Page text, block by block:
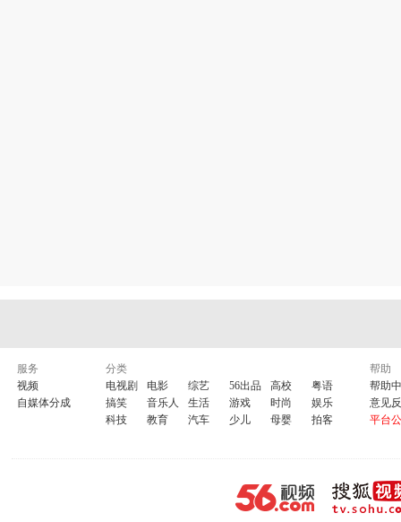
服务
视频
自媒体分成
分类
电视剧
电影 综艺 56出品 高校
粤语
搞笑
音乐人 生活 游戏 时尚
娱乐
科技
教育 汽车 少儿 母婴 拍客
帮助
帮助
意见
平台